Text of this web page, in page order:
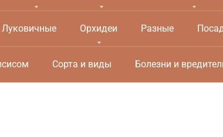
Луковичные Орхидеи Разные
Сорта и виды Болезни и